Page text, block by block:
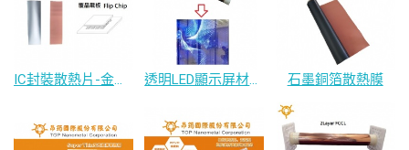
IC封裝散熱片-金屬條狀散熱片 透明LED顯示屏材料-無膠型PET鍍銅膜 石墨銅箔散熱膜